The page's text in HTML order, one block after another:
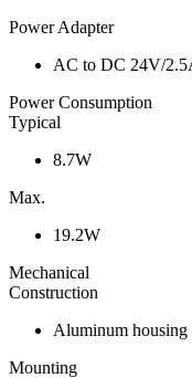
Power Adapter
AC to DC 24V/
Power Consumption
Typical
8.7W
Max.
19.2W
Mechanical
Construction
Aluminum housing
Mounting